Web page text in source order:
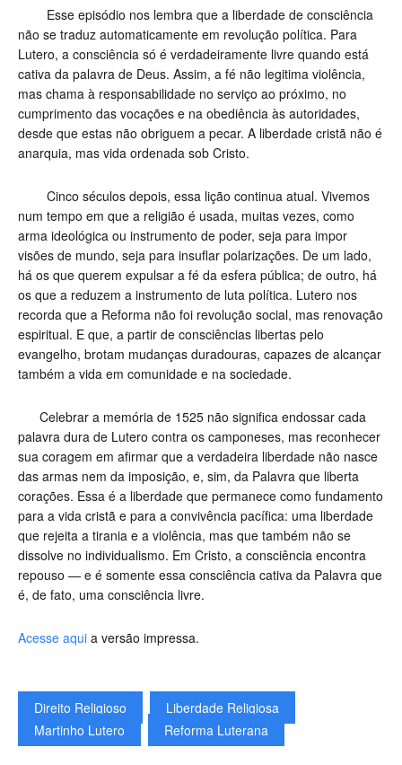
Esse episódio nos lembra que a liberdade de consciência
não se traduz automaticamente em revolução política. Para
Lutero, a consciência só é verdadeiramente livre quando está
cativa da palavra de Deus. Assim, a fé não legitima violência,
mas chama à responsabilidade no serviço ao próximo, no
cumprimento das vocações e na obediência às autoridades,
desde que estas não obriguem a pecar. A liberdade cristã não é
anarquia, mas vida ordenada sob Cristo.
Cinco séculos depois, essa lição continua atual. Vivemos
num tempo em que a religião é usada, muitas vezes, como
arma ideológica ou instrumento de poder, seja para impor
visões de mundo, seja para insuflar polarizações. De um lado,
há os que querem expulsar a fé da esfera pública; de outro, há
os que a reduzem a instrumento de luta política. Lutero nos
recorda que a Reforma não foi revolução social, mas renovação
espiritual. E que, a partir de consciências libertas pelo
evangelho, brotam mudanças duradouras, capazes de alcançar
também a vida em comunidade e na sociedade.
Celebrar a memória de 1525 não significa endossar cada
palavra dura de Lutero contra os camponeses, mas reconhecer
sua coragem em afirmar que a verdadeira liberdade não nasce
das armas nem da imposição, e, sim, da Palavra que liberta
corações. Essa é a liberdade que permanece como fundamento
para a vida cristã e para a convivência pacífica: uma liberdade
que rejeita a tirania e a violência, mas que também não se
dissolve no individualismo. Em Cristo, a consciência encontra
repouso — e é somente essa consciência cativa da Palavra que
é, de fato, uma consciência livre.
Acesse aqui a versão impressa.
Direito Religioso
Liberdade Religiosa
Martinho Lutero
Reforma Luterana